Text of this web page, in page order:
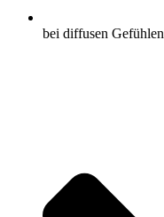
bei diffusen